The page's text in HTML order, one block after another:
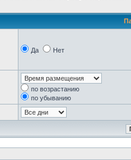
Да Нет
по возрастанию
по убыванию